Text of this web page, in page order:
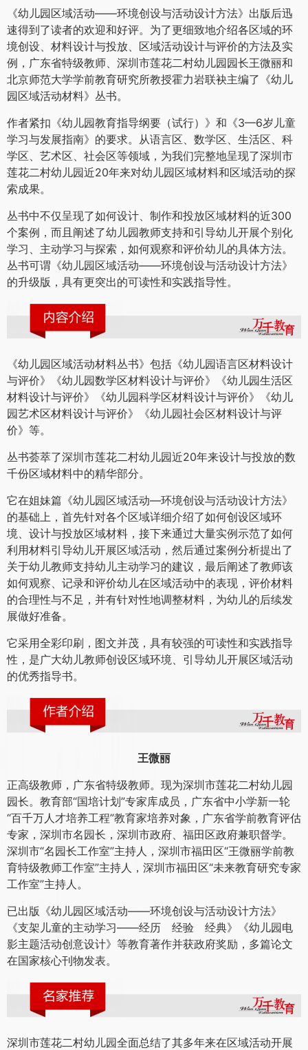
《幼儿园区域活动——环境创设与活动设计方法》出版后迅
速得到了读者的欢迎和好评。为了更细致地介绍各区域的环
境创设、材料设计与投放、区域活动设计与评价的方法及实
例，广东省特级教师、深圳市莲花二村幼儿园园长王微丽和
北京师范大学学前教育研究所教授霍力岩联袂主编了《幼儿
园区域活动材料》丛书。
作者紧扣《幼儿园教育指导纲要（试行）》和《3—6岁儿童
学习与发展指南》的要求。从语言区、数学区、生活区、科
学区、艺术区、社会区等领域，为我们完整地呈现了深圳市
莲花二村幼儿园近20年来对幼儿园区域材料和区域活动的探
索成果。
丛书中不仅呈现了如何设计、制作和投放区域材料的近300
个案例，而且阐述了幼儿园教师支持和引导幼儿开展个别化
学习、主动学习与探索，如何观察和评价幼儿的具体方法。
丛书可谓《幼儿园区域活动——环境创设与活动设计方法》
的升级版，具有更突出的可读性和实践指导性。
《幼儿园区域活动材料丛书》包括《幼儿园语言区材料设计
与评价》《幼儿园数学区材料设计与评价》《幼儿园生活区
材料设计与评价》《幼儿园科学区材料设计与评价》《幼儿
园艺术区材料设计与评价》《幼儿园社会区材料设计与评
价》等。
丛书荟萃了深圳市莲花二村幼儿园近20年来设计与投放的数
千份区域材料中的精华部分。
它在姐妹篇《幼儿园区域活动—环境创设与活动设计方法》
的基础上，首先针对各个区域详细介绍了如何创设区域环
境、设计与投放区域材料，接下来通过大量实例示范了如何
利用材料引导幼儿开展区域活动，然后通过案例分析提出了
关于幼儿教师支持幼儿主动学习的建议，最后阐述了教师该
如何观察、记录和评价幼儿在区域活动中的表现，评价材料
的合理性与不足，并有针对性地调整材料，为幼儿的后续发
展做好准备。
它采用全彩印刷，图文并茂，具有较强的可读性和实践指导
性，是广大幼儿教师创设区域环境、引导幼儿开展区域活动
的优秀指导书。
王微丽
正高级教师，广东省特级教师。现为深圳市莲花二村幼儿园
园长。教育部“国培计划”专家库成员，广东省中小学新一轮
“百千万人才培养工程”教育家培养对象，广东省学前教育评估
专家，深圳市名园长，深圳市政府、福田区政府兼职督学。
深圳市“名园长工作室”主持人，深圳市福田区“王微丽学前教
育特级教师工作室”主持人，深圳市福田区“未来教育研究专家
工作室”主持人。
已出版《幼儿园区域活动——环境创设与活动设计方法》
《支架儿童的主动学习——经历 经验 经典》《幼儿园电
影主题活动创意设计》等教育著作并获政府奖励，多篇论文
在国家核心刊物发表。
深圳市莲花二村幼儿园全面总结了其多年来在区域活动开展